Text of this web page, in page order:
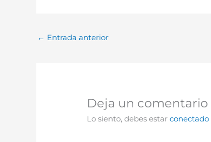
← Entrada anterior
Deja un comentario
Lo siento, debes estarconectado